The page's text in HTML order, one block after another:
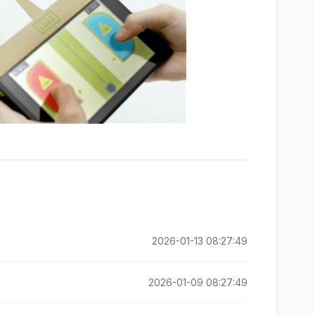
2026-01-13 08:27:49
2026-01-09 08:27:49